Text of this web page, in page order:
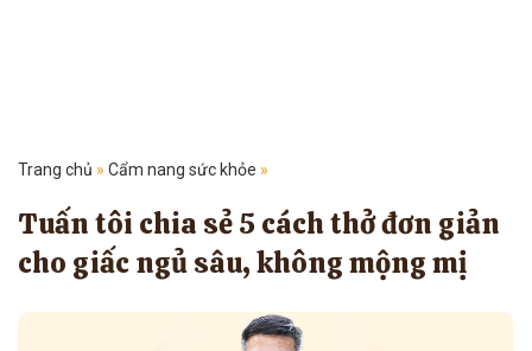
Trang chủ » Cẩm nang sức khỏe »
Tuấn tôi chia sẻ 5 cách thở đơn giản
cho giấc ngủ sâu, không mộng mị